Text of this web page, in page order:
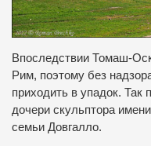
Впоследствии Томаш-
Рим, поэтому без
приходить в упадок. Так
дочери скульптора
семьи Довгалло.